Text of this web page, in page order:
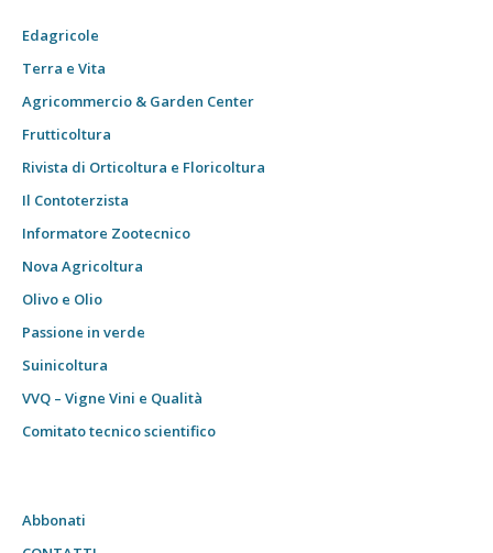
Edagricole
Terra e Vita
Agricommercio & Garden Center
Frutticoltura
Rivista di Orticoltura e Floricoltura
Il Contoterzista
Informatore Zootecnico
Nova Agricoltura
Olivo e Olio
Passione in verde
Suinicoltura
VVQ – Vigne Vini e Qualità
Comitato tecnico scientifico
Abbonati